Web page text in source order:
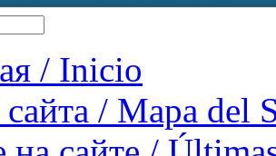
/ Inicio
сайта / Mapa del